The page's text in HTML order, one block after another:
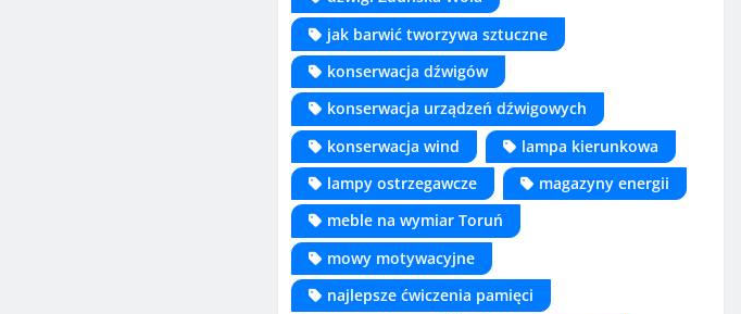
jak barwić tworzywa sztuczne
konserwacja dźwigów
konserwacja urządzeń dźwigowych
konserwacja wind
lampa kierunkowa
lampy ostrzegawcze
magazyny energii
meble na wymiar Toruń
mowy motywacyjne
najlepsze ćwiczenia pamięci